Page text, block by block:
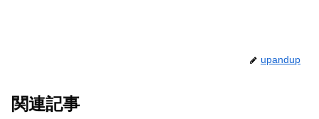
upandup
関連記事